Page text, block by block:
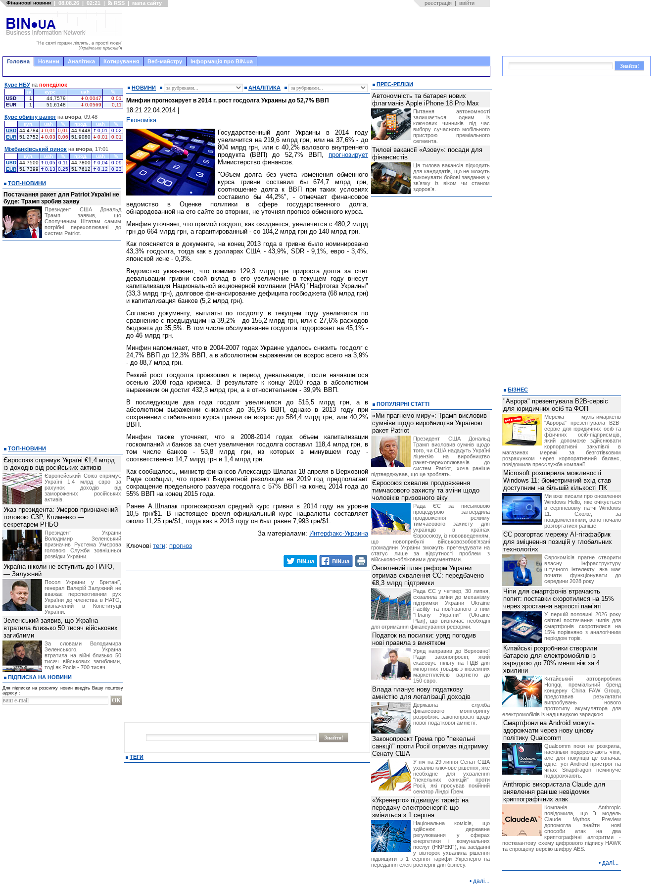
Фінансові новини | 08.08.26 | 02:21 | RSS | мапа сайту реєстрація | ввійти
"Не святі горшки ліплять, а прості люди"
Українське прислів'я
Головна Новини Аналітика Котирування Веб-майстру Інформація про BIN.ua
НОВИНИ АНАЛІТИКА
Минфин прогнозирует в 2014 г. рост госдолга Украины до 52,7% ВВП
18:21 22.04.2014
Економіка
Государственный долг Украины в 2014 году
увеличится на 219,6 млрд грн, или на 37,6% - до
804 млрд грн, или с 40,2% валового внутреннего
продукта (ВВП) до 52,7% ВВП, прогнозирует
Министерство финансов.
"Объем долга без учета изменения обменного
курса гривни составил бы 674,7 млрд грн,
соотношение долга к ВВП при таких условиях
составило бы 44,2%", - отмечает финансовое
ведомство в Оценке политики в сфере государственного долга,
обнародованной на его сайте во вторник, не уточняя прогноз обменного курса.
Минфин уточняет, что прямой госдолг, как ожидается, увеличится с 480,2 млрд
грн до 664 млрд грн, а гарантированный - со 104,2 млрд грн до 140 млрд грн.
Как поясняется в документе, на конец 2013 года в гривне было номинировано
43,3% госдолга, тогда как в долларах США - 43,9%, SDR - 9,1%, евро - 3,4%,
японской иене - 0,3%.
Ведомство указывает, что помимо 129,3 млрд грн прироста долга за счет
девальвации гривни свой вклад в его увеличение в текущем году внесут
капитализация Национальной акционерной компании (НАК) "Нафтогаз Украины"
(33,3 млрд грн), долговое финансирование дефицита госбюджета (68 млрд грн)
и капитализация банков (5,2 млрд грн).
Согласно документу, выплаты по госдолгу в текущем году увеличатся по
сравнению с предыдущим на 39,2% - до 155,2 млрд грн, или с 27,6% расходов
бюджета до 35,5%. В том числе обслуживание госдолга подорожает на 45,1% -
до 46 млрд грн.
Минфин напоминает, что в 2004-2007 годах Украине удалось снизить госдолг с
24,7% ВВП до 12,3% ВВП, а в абсолютном выражении он возрос всего на 3,9%
- до 88,7 млрд грн.
Резкий рост госдолга произошел в период девальвации, после начавшегося
осенью 2008 года кризиса. В результате к концу 2010 года в абсолютном
выражении он достиг 432,3 млрд грн, а в относительном - 39,9% ВВП.
В последующие два года госдолг увеличился до 515,5 млрд грн, а в
абсолютном выражении снизился до 36,5% ВВП, однако в 2013 году при
сохранении стабильного курса гривни он возрос до 584,4 млрд грн, или 40,2%
ВВП.
Минфин также уточняет, что в 2008-2014 годах объем капитализации
госкомпаний и банков за счет увеличения госдолга составил 118,4 млрд грн, в
том числе банков - 53,8 млрд грн, из которых в минувшем году -
соответственно 14,7 млрд грн и 1,4 млрд грн.
Как сообщалось, министр финансов Александр Шлапак 18 апреля в Верховной
Раде сообщил, что проект Бюджетной резолюции на 2019 год предполагает
сокращение предельного размера госдолга с 57% ВВП на конец 2014 года до
55% ВВП на конец 2015 года.
Ранее А.Шлапак прогнозировал средний курс гривни в 2014 году на уровне
10,5 грн/$1. В настоящее время официальный курс нацвалюты составляет
около 11,25 грн/$1, тогда как в 2013 году он был равен 7,993 грн/$1.
За матеріалами: Интерфакс-Украина
Ключові теги: прогноз
ТЕГИ
Курс НБУ на понеділок
за курс uah
%
USD
1 44,7579 0,0047
0,01
EUR
1 51,6148 0,0569 0,11
Курс обміну валют на вчора , 09:48
куп. uah % прод. uah
%
USD 44,4784 0,01 0,01 44,9448 0,01
0,02
EUR 51,2752 0,03 0,06 51,9080 0,01 0,01
Міжбанківський ринок на вчора , 17:01
куп. uah % прод. uah
%
USD 44,7500 0,05 0,11 44,7800 0,04
0,09
EUR 51,7399 0,13 0,25 51,7612 0,12 0,23
ТОП-НОВИНИ
Постачання ракет для Patriot Україні не
буде: Трамп зробив заяву
Президент США Дональд
Трамп заявив, що
Сполученим Штатам самим
потрібні перехоплювачі до
систем Patriot.
ТОП-НОВИНИ
Євросоюз спрямує Україні €1,4 млрд
із доходів від російських активів
Європейський Союз спрямує
Україні 1,4 млрд євро за
рахунок доходів від
заморожених російських
активів.
Указ президента: Умєров призначений
головою СЗР, Клименко —
секретарем РНБО
Президент України
Володимир Зеленський
призначив Pустема Умєрова
головою Служби зовнішньої
розвідки України.
Україна ніколи не вступить до НАТО,
— Залужний
Посол України у Британії,
генерал Валерій Залужний не
вважає перспективним рух
України до членства в НАТО,
визначений в Конституції
України.
Зеленський заявив, що Україна
втратила близько 50 тисяч військових
загиблими
За словами Володимира
Зеленського, Україна
втратила на війні близько 50
тисяч військових загиблими,
тоді як Росія - 700 тисяч.
ПІДПИСКА НА НОВИНИ
Для підписки на розсилку новин введіть Вашу поштову
адресу :
ПРЕС-РЕЛІЗИ
Автономність та батарея нових
флагманів Apple iPhone 18 Pro Max
Питання автономності
залишається одним із
ключових чинників під час
вибору сучасного мобільного
пристрою преміального
сегмента.
Тилові вакансії «Азову»: посади для
фінансистів
Ця тилова вакансія підходить
для кандидатів, що не можуть
виконувати бойові завдання у
звʼязку із віком чи станом
здоровʼя.
ПОПУЛЯРНІ СТАТТІ
«Ми прагнемо миру»: Трамп висловив
сумніви щодо виробництва Україною
ракет Patriot
Президент США Дональд
Трамп висловив сумнів щодо
того, чи США нададуть Україні
ліцензію на виробництво
ракет-перехоплювачів до
систем Patriot, хоча раніше
підтверджував, що це зроблять.
Євросоюз схвалив продовження
тимчасового захисту та зміни щодо
чоловіків призовного віку
Рада ЄС за письмовою
процедурою затвердила
продовження режиму
тимчасового захисту для
українців в країнах
Євросоюзу, із нововведенням,
що новоприбулі військовозобов'язані
громадяни України зможуть претендувати на
статус лише за відсутності проблем з
військово-обліковими документами.
Оновлений план реформ України
отримав схвалення ЄС: передбачено
€8,3 млрд підтримки
Рада ЄС у четвер, 30 липня,
схвалила зміни до механізму
підтримки України Ukraine
Facility та пов'язаного з ним
"Плану України" (Ukraine
Plan), що визначає необхідні
для отримання фінансування реформи.
Податок на посилки: уряд погодив
нові правила з винятком
Уряд направив до Верховної
Ради законопроєкт, який
скасовує пільгу на ПДВ для
імпортних товарів з іноземних
маркетплейсів вартістю до
150 євро.
Влада планує нову податкову
амністію для легалізації доходів
Державна служба
фінансового моніторингу
розробляє законопроєкт щодо
нової податкової амністії.
Законопроєкт Грема про "пекельні
санкції" проти Росії отримав підтримку
Сенату США
У ніч на 29 липня Сенат США
ухвалив ключове рішення, яке
необхідне для ухвалення
"пекельних санкцій" проти
Росії, які просував покійний
сенатор Ліндсі Грем.
«Укренерго» підвищує тариф на
передачу електроенергії: що
зміниться з 1 серпня
Національна комісія, що
здійснює державне
регулювання у сферах
енергетики і комунальних
послуг (НКРЕКП), на засіданні
у вівторок ухвалила рішення
підвищити з 1 серпня тарифи Укренерго на
передання електроенергії для бізнесу.
• далі...
БІЗНЕС
"Аврора" презентувала B2B-сервіс
для юридичних осіб та ФОП
Мережа мультимаркетів
"Аврора" презентувала B2B-
сервіс для юридичних осіб та
фізичних осіб-підприємців,
який допоможе здійснювати
корпоративні закупівлі в
магазинах мережі за безготівковим
розрахунком через корпоративний баланс,
повідомила пресслужба компанії.
Microsoft розширила можливості
Windows 11: біометричний вхід став
доступним на більшій кількості ПК
Ми вже писали про оновлення
Windows Hello, яке очікується
в серпневому патчі Windows
11. Схоже, за
повідомленнями, воно почало
розгортатися раніше.
ЄС розгортає мережу AI-гігафабрик
для зміцнення позицій у глобальних
технологіях
Єврокомісія прагне створити
власну інфраструктуру
штучного інтелекту, яка має
почати функціонувати до
середини 2028 року
Чіпи для смартфонів втрачають
попит: поставки скоротилися на 15%
через зростання вартості пам’яті
У першій половині 2026 року
світові постачання чипів для
смартфонів скоротилися на
15% порівняно з аналогічним
періодом торік.
Китайські розробники створили
батарею для електромобілів із
зарядкою до 70% менш ніж за 4
хвилини
Китайський автовиробник
Hongqi, преміальний бренд
концерну China FAW Group,
представив результати
випробувань нового
прототипу акумулятора для
електромобілів із надшвидкою зарядкою.
Смартфони на Android можуть
здорожчати через нову цінову
політику Qualcomm
Qualcomm поки не розкрила,
наскільки подорожчають чіпи,
але для покупців це означає
одне: усі Android-пристрої на
чіпах Snapdragon неминуче
подорожчають.
Anthropic використала Claude для
виявлення раніше невідомих
криптографічних атак
Компанія Anthropic
повідомила, що її модель
Claude Mythos Preview
допомогла знайти нові
способи атак на два
криптографічні алгоритми -
постквантову схему цифрового підпису HAWK
та спрощену версію шифру AES.
• далі...